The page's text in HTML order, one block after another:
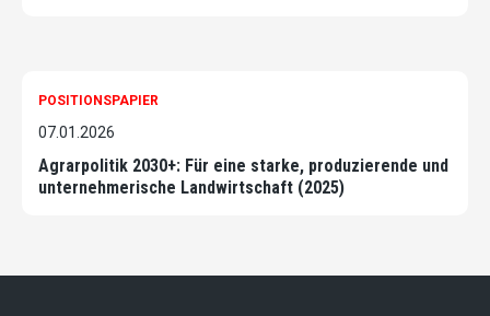
POSITIONSPAPIER
07.01.2026
Agrarpolitik 2030+: Für eine starke, produzierende und
unternehmerische Landwirtschaft (2025)